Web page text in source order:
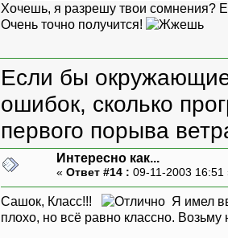
Хочешь, я разрешу твои сомнения?
Очень точно получится!
Если бы
ошибок, сколько
первого порыва
Интересно как...
« Ответ #14 : 09-11-2003
Сашок, Класс!!!
Я имел
плохо, но всё равно классно.